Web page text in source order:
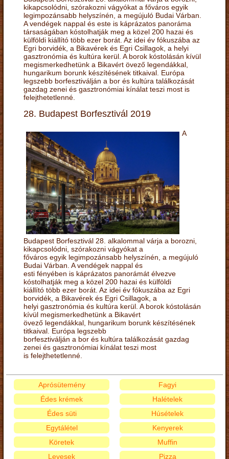
kikapcsolódni, szórakozni vágyókat a főváros egyik
legimpozánsabb helyszínén, a megújuló Budai Várban.
A vendégek nappal és este is káprázatos panoráma
társaságában kóstolhatják meg a közel 200 hazai és
külföldi kiállító több ezer borát. Az idei év fókuszába az
Egri borvidék, a Bikavérek és Egri Csillagok, a helyi
gasztronómia és kultúra kerül. A borok kóstolásán kívül
megismerkedhetünk a Bikavért övező legendákkal,
hungarikum borunk készítésének titkaival. Európa
legszebb borfesztiválján a bor és kultúra találkozását
gazdag zenei és gasztronómiai kínálat teszi most is
felejthetetlenné.
28. Budapest Borfesztivál 2019
A
Budapest Borfesztivál 28. alkalommal várja a borozni,
kikapcsolódni, szórakozni vágyókat a
főváros egyik legimpozánsabb helyszínén, a megújuló
Budai Várban. A vendégek nappal és
esti fényében is káprázatos panorámát élvezve
kóstolhatják meg a közel 200 hazai és külföldi
kiállító több ezer borát. Az idei év fókuszába az Egri
borvidék, a Bikavérek és Egri Csillagok, a
helyi gasztronómia és kultúra kerül. A borok kóstolásán
kívül megismerkedhetünk a Bikavért
övező legendákkal, hungarikum borunk készítésének
titkaival. Európa legszebb
borfesztiválján a bor és kultúra találkozását gazdag
zenei és gasztronómiai kínálat teszi most
is felejthetetlenné.
Aprósütemény
Édes krémek
Édes süti
Egytálétel
Fagyi
Halételek
Húsételek
Kenyerek
Köretek
Levesek
Muffin
Pizza